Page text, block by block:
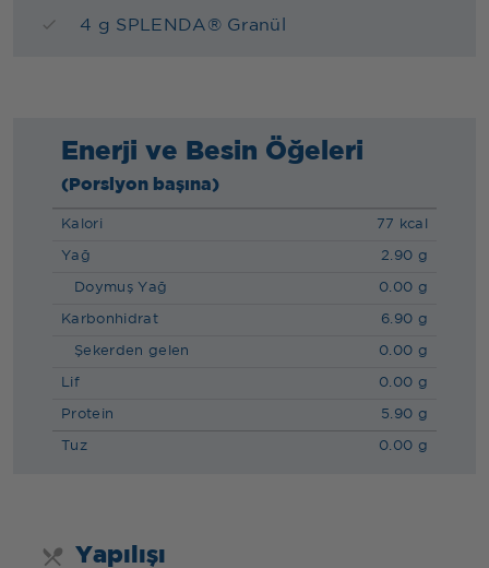
4 g SPLENDA® Granül
Enerji ve Besin Öğeleri
(Porsiyon başına)
Kalori 77 kcal
Yağ 2.90 g
Doymuş Yağ 0.00 g
Karbonhidrat 6.90 g
Şekerden gelen 0.00 g
Lif 0.00 g
Protein 5.90 g
Tuz 0.00 g
Yapılışı